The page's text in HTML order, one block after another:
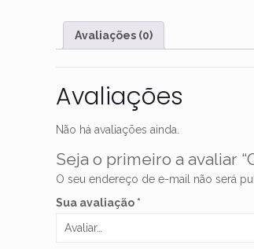
Avaliações (0)
Avaliações
Não há avaliações ainda.
Seja o primeiro a avaliar
O seu endereço de e-mail não será
Sua avaliação *